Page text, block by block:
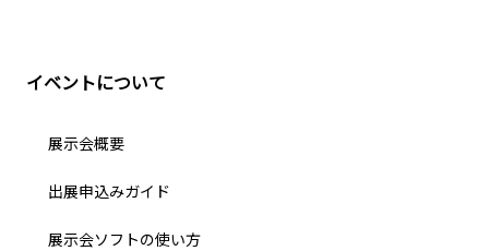
イベントについて
展示会概要
出展申込みガイド
展示会ソフトの使い方